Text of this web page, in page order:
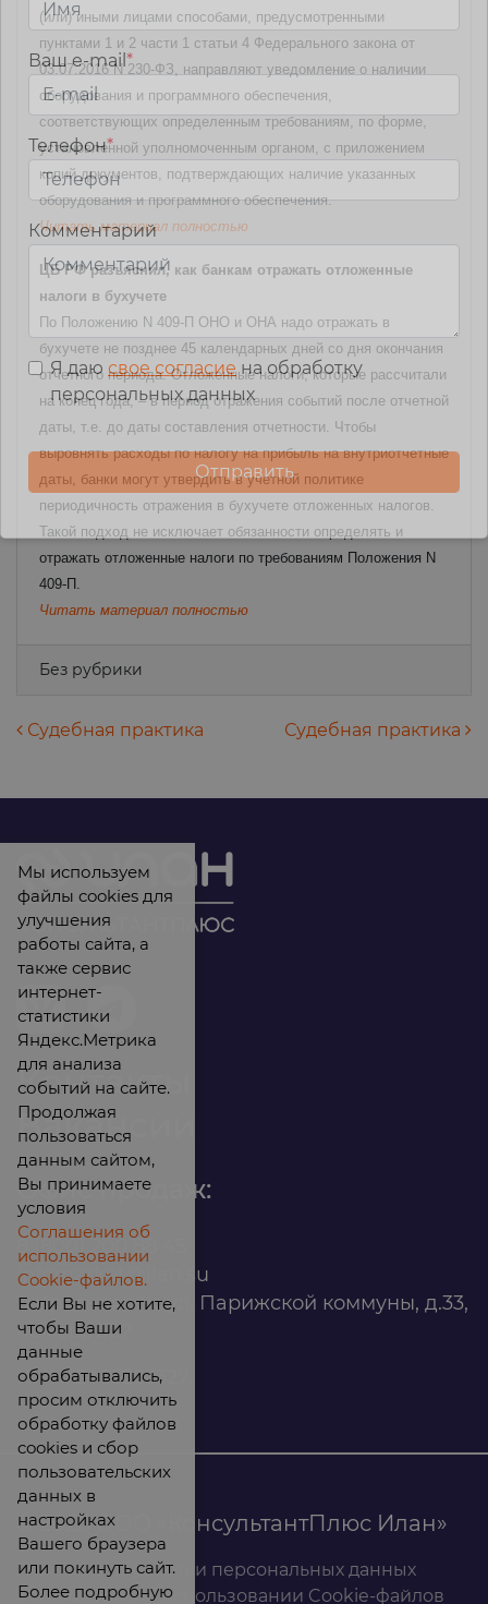
(или) иными лицами способами, предусмотренными
пунктами 1 и 2 части 1 статьи 4 Федерального закона от
03.07.2016 N 230-ФЗ, направляют уведомление о наличии
оборудования и программного обеспечения,
соответствующих определенным требованиям, по форме,
установленной уполномоченным органом, с приложением
копий документов, подтверждающих наличие указанных
оборудования и программного обеспечения.
Читать материал полностью
ЦБ РФ разъяснил, как банкам отражать отложенные
налоги в бухучете
По Положению N 409-П ОНО и ОНА надо отражать в
бухучете не позднее 45 календарных дней со дня окончания
отчетного периода. Отложенные налоги, которые рассчитали
на конец года, – в период отражения событий после отчетной
даты, т.е. до даты составления отчетности. Чтобы
выровнять расходы по налогу на прибыль на внутриотчетные
даты, банки могут утвердить в учетной политике
периодичность отражения в бухучете отложенных налогов.
Такой подход не исключает обязанности определять и
отражать отложенные налоги по требованиям Положения N
409-П.
Читать материал полностью
Без рубрики
Навигация по записям
Судебная практика Судебная практика
Контакты
Вакансии
Офис продаж:
infomarket@ilan.su
г. Красноярск, ул. Парижской коммуны, д.33,
помещ. 302
ИНН: 2465263327
© 2026 ООО «КонсультантПлюс Илан»
Политика обработки персональных данных
Соглашение об использовании Cookie-файлов
Ваш e-mail *
Телефон*
Комментарий
Я даю свое согласиена обработку
персональных данных
Мы используем
файлы cookies для
улучшения
работы сайта, а
также сервис
интернет-
статистики
Яндекс.Метрика
для анализа
событий на сайте.
Продолжая
пользоваться
данным сайтом,
Вы принимаете
условия
Соглашения об
использовании
Cookie-файлов.
Если Вы не хотите,
чтобы Ваши
данные
обрабатывались,
просим отключить
обработку файлов
cookies и сбор
пользовательских
данных в
настройках
Вашего браузера
или покинуть сайт.
Более подробную